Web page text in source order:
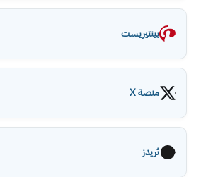
بينتيريست
منصة X
ثريدز